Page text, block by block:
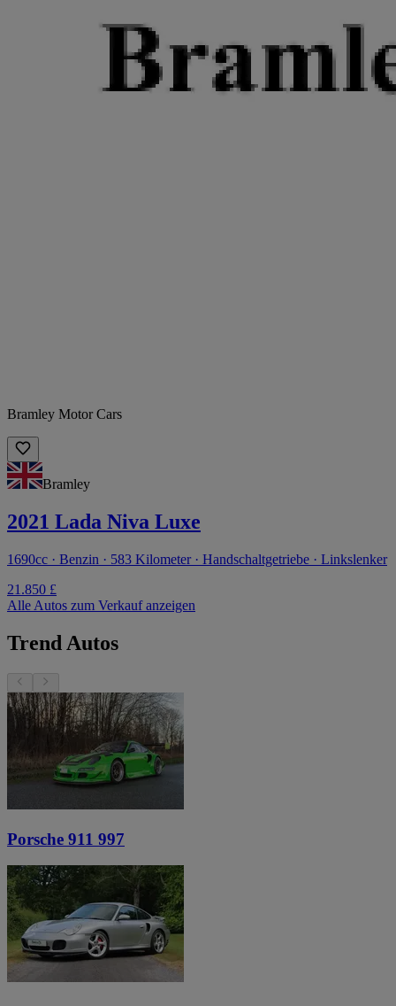
Bramley Motor Cars
Bramley
2021 Lada Niva Luxe
1690cc · Benzin · 583 Kilometer · Handschaltgetriebe · Linkslenker
21.850 £
Alle Autos zum Verkauf anzeigen
Trend Autos
Porsche 911 997